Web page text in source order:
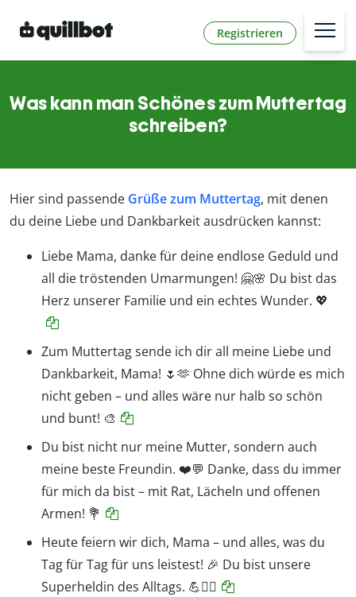
Registrieren
Was kann man Schönes zum Muttertag
schreiben?
Hier sind passende Grüße zum Muttertag, mit denen
du deine Liebe und Dankbarkeit ausdrücken kannst:
Liebe Mama, danke für deine endlose Geduld und
all die tröstenden Umarmungen! 🤗🌸 Du bist das
Herz unserer Familie und ein echtes Wunder. 💖
Zum Muttertag sende ich dir all meine Liebe und
Dankbarkeit, Mama! 🌷🫶 Ohne dich würde es mich
nicht geben – und alles wäre nur halb so schön
und bunt! 🎨
Du bist nicht nur meine Mutter, sondern auch
meine beste Freundin. ❤️💬 Danke, dass du immer
für mich da bist – mit Rat, Lächeln und offenen
Armen! 💐
Heute feiern wir dich, Mama – und alles, was du
Tag für Tag für uns leistest! 🎉 Du bist unsere
Superheldin des Alltags. 💪🦸‍♀️